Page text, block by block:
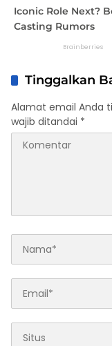
Tinggalkan
Alamat email Anda
wajib ditandai *